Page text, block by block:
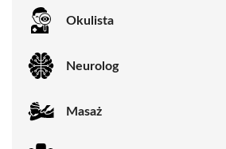
Okulista
Neurolog
Masaż